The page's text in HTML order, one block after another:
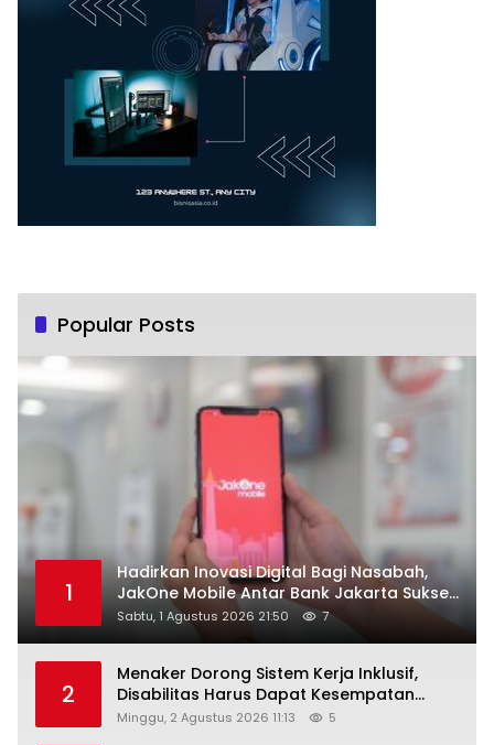
Popular Posts
1
Hadirkan Inovasi Digital Bagi Nasabah,
JakOne Mobile Antar Bank Jakarta Sukses
Raih Digital Excellence Awards 2026
Sabtu, 1 Agustus 2026 21:50 7
2
Menaker Dorong Sistem Kerja Inklusif,
Disabilitas Harus Dapat Kesempatan
Setara
Minggu, 2 Agustus 2026 11:13 5